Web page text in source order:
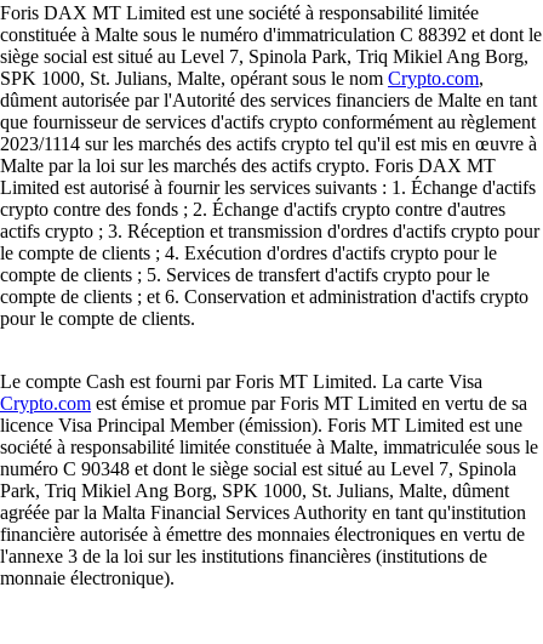
Foris DAX MT Limited est une société à responsabilité limitée
constituée à Malte sous le numéro d'immatriculation C 88392 et dont le
siège social est situé au Level 7, Spinola Park, Triq Mikiel Ang Borg,
SPK 1000, St. Julians, Malte, opérant sous le nom Crypto.com,
dûment autorisée par l'Autorité des services financiers de Malte en tant
que fournisseur de services d'actifs crypto conformément au règlement
2023/1114 sur les marchés des actifs crypto tel qu'il est mis en œuvre à
Malte par la loi sur les marchés des actifs crypto. Foris DAX MT
Limited est autorisé à fournir les services suivants : 1. Échange d'actifs
crypto contre des fonds ; 2. Échange d'actifs crypto contre d'autres
actifs crypto ; 3. Réception et transmission d'ordres d'actifs crypto pour
le compte de clients ; 4. Exécution d'ordres d'actifs crypto pour le
compte de clients ; 5. Services de transfert d'actifs crypto pour le
compte de clients ; et 6. Conservation et administration d'actifs crypto
pour le compte de clients.
Le compte Cash est fourni par Foris MT Limited. La carte Visa
Crypto.com est émise et promue par Foris MT Limited en vertu de sa
licence Visa Principal Member (émission). Foris MT Limited est une
société à responsabilité limitée constituée à Malte, immatriculée sous le
numéro C 90348 et dont le siège social est situé au Level 7, Spinola
Park, Triq Mikiel Ang Borg, SPK 1000, St. Julians, Malte, dûment
agréée par la Malta Financial Services Authority en tant qu'institution
financière autorisée à émettre des monnaies électroniques en vertu de
l'annexe 3 de la loi sur les institutions financières (institutions de
monnaie électronique).